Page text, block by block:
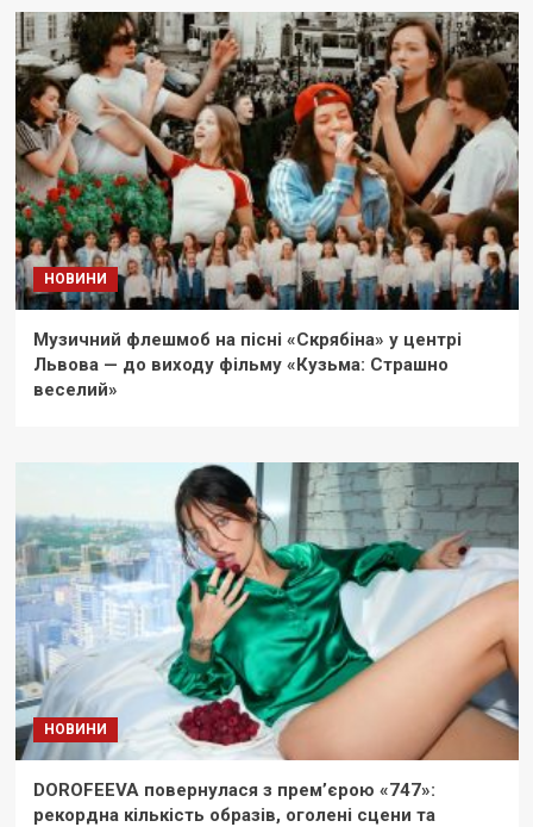
НОВИНИ
Музичний флешмоб на пісні «Скрябіна» у центрі
Львова — до виходу фільму «Кузьма: Страшно
веселий»
НОВИНИ
DOROFEEVA повернулася з прем’єрою «747»:
рекордна кількість образів, оголені сцени та